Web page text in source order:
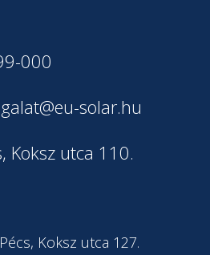
000
solar.hu
Koksz utca 110.
Koksz utca 127.